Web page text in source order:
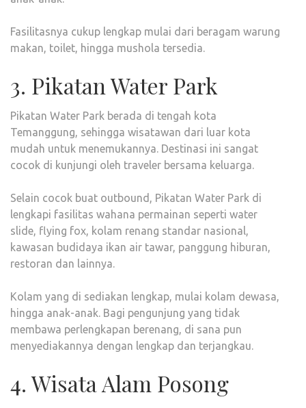
Fasilitasnya cukup lengkap mulai dari beragam warung
makan, toilet, hingga mushola tersedia.
3. Pikatan Water Park
Pikatan Water Park berada di tengah kota
Temanggung, sehingga wisatawan dari luar kota
mudah untuk menemukannya. Destinasi ini sangat
cocok di kunjungi oleh traveler bersama keluarga.
Selain cocok buat outbound, Pikatan Water Park di
lengkapi fasilitas wahana permainan seperti water
slide, flying fox, kolam renang standar nasional,
kawasan budidaya ikan air tawar, panggung hiburan,
restoran dan lainnya.
Kolam yang di sediakan lengkap, mulai kolam dewasa,
hingga anak-anak. Bagi pengunjung yang tidak
membawa perlengkapan berenang, di sana pun
menyediakannya dengan lengkap dan terjangkau.
4. Wisata Alam Posong